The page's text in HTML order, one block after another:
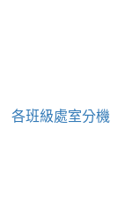
各班級處室分機